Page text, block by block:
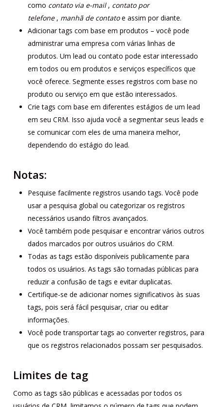
como contato via e-mail, contato por
telefone, manhã de contatoe assim por diante.
Adicionar tags com base em produtos – você pode
administrar uma empresa com várias linhas de
produtos. Um lead ou contato pode estar interessado
em todos ou em produtos e serviços específicos que
você oferece. Segmente esses registros com base no
produto ou serviço em que estão interessados.
Crie tags com base em diferentes estágios de um lead
em seu CRM. Isso ajuda você a segmentar seus leads e
se comunicar com eles de uma maneira melhor,
dependendo do estágio do lead.
Notas:
Pesquise facilmente registros usando tags. Você pode
usar a pesquisa global ou categorizar os registros
necessários usando filtros avançados.
Você também pode pesquisar e encontrar vários outros
dados marcados por outros usuários do CRM.
Todas as tags estão disponíveis publicamente para
todos os usuários. As tags são tornadas públicas para
reduzir a confusão de tags e evitar duplicatas.
Certifique-se de adicionar nomes significativos às suas
tags, pois será fácil pesquisar, criar ou editar
informações.
Você pode transportar tags ao converter registros, para
que os registros relacionados possam ser pesquisados.
Limites de tag
Como as tags são públicas e acessadas por todos os